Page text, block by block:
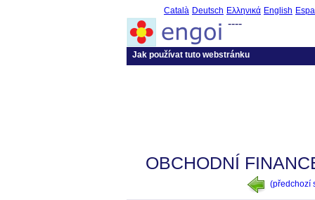
Català Deutsch Ελληνικά English
----
Jak používat tuto webstránku
OBCHODNÍ
(předchozí